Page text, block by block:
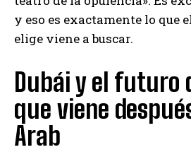
y eso es exactamente lo que
elige viene a buscar.
Dubái y el futuro
que viene
Arab